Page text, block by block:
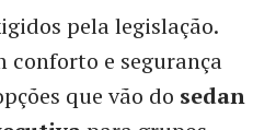
pela legislação.
conforto e segurança
que vão do sedan